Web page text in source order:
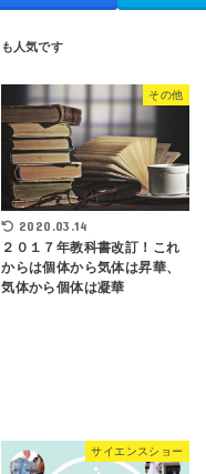
その他
2020.03.14
２０１７年教科書改訂！これ
からは個体から気体は昇華、
気体から個体は凝華
サイエンスショー